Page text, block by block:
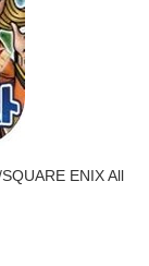
ENIX All